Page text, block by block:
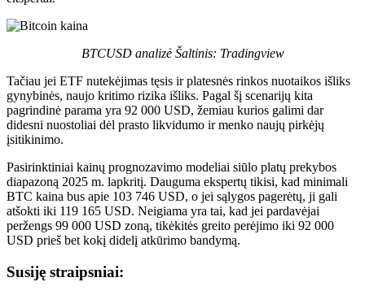
BTCUSD analizė Šaltinis: Tradingview
Tačiau jei ETF nutekėjimas tęsis ir platesnės rinkos nuotaikos išliks
gynybinės, naujo kritimo rizika išliks. Pagal šį scenarijų kita
pagrindinė parama yra 92 000 USD, žemiau kurios galimi dar
didesni nuostoliai dėl prasto likvidumo ir menko naujų pirkėjų
įsitikinimo.​​
Pasirinktiniai kainų prognozavimo modeliai siūlo platų prekybos
diapazoną 2025 m. lapkritį. Dauguma ekspertų tikisi, kad minimali
BTC kaina bus apie 103 746 USD, o jei sąlygos pagerėtų, ji gali
atšokti iki 119 165 USD. Neigiama yra tai, kad jei pardavėjai
peržengs 99 000 USD zoną, tikėkitės greito perėjimo iki 92 000
USD prieš bet kokį didelį atkūrimo bandymą.
Susiję straipsniai: